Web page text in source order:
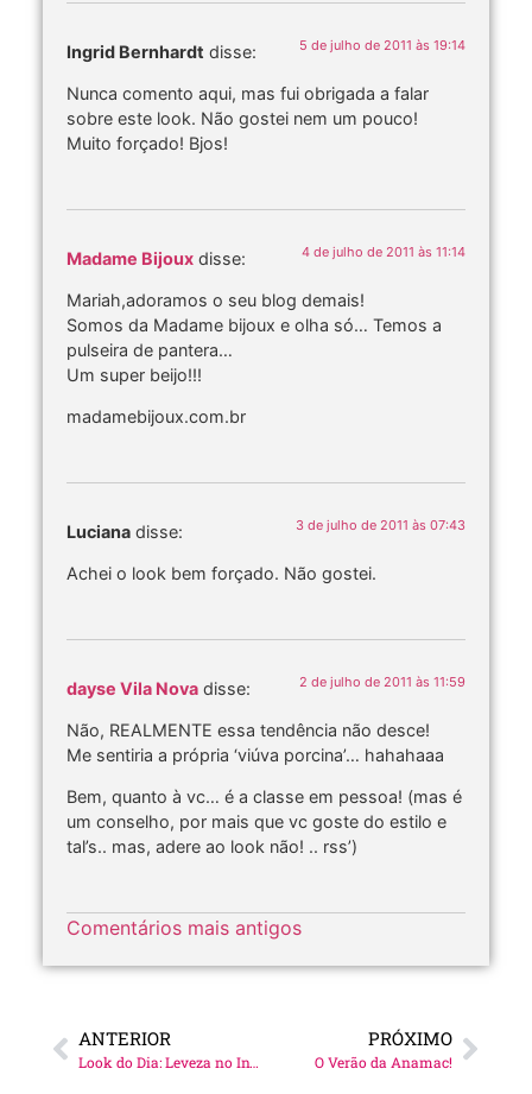
Ingrid Bernhardt disse: 5 de julho de 2011 às 19:14
Nunca comento aqui, mas fui obrigada a falar
sobre este look. Não gostei nem um pouco!
Muito forçado! Bjos!
Madame Bijoux disse: 4 de julho de 2011 às 11:14
Mariah,adoramos o seu blog demais!
Somos da Madame bijoux e olha só… Temos a
pulseira de pantera…
Um super beijo!!!
madamebijoux.com.br
Luciana disse: 3 de julho de 2011 às 07:43
Achei o look bem forçado. Não gostei.
dayse Vila Nova disse: 2 de julho de 2011 às 11:59
Não, REALMENTE essa tendência não desce!
Me sentiria a própria ‘viúva porcina’… hahahaaa
Bem, quanto à vc… é a classe em pessoa! (mas é
um conselho, por mais que vc goste do estilo e
tal’s.. mas, adere ao look não! .. rss’)
Comentários mais antigos
ANTERIOR
Look do Dia: Leveza no Inverno
PRÓXIMO
O Verão da Anamac!